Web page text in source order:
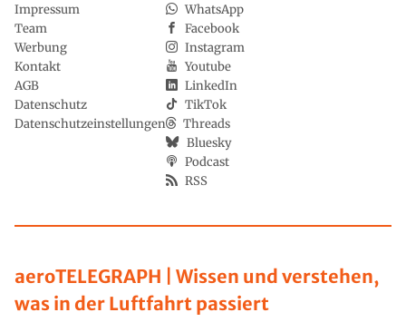
aeroTELEGRAPH | Wissen und verstehen,
was in der Luftfahrt passiert
Impressum
Team
Werbung
Kontakt
AGB
Datenschutz
Datenschutzeinstellungen
WhatsApp
Facebook
Instagram
Youtube
LinkedIn
TikTok
Threads
Bluesky
Podcast
RSS